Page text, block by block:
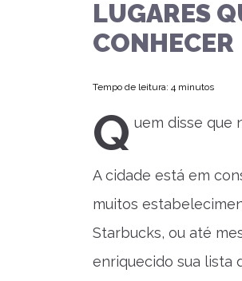
LUGARES
CONHECER
Tempo de leitura: 4 minutos
Q uem disse que
A cidade está em
muitos
Starbucks, ou até
enriquecido sua lista